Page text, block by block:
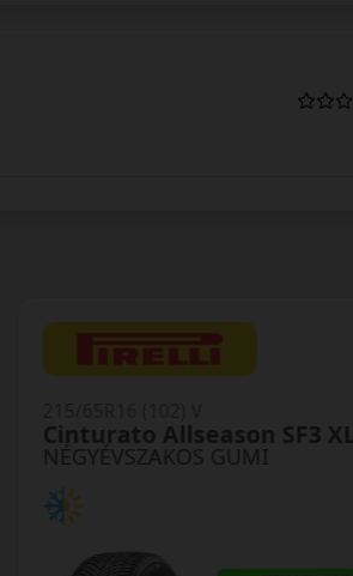
NÉGYÉVSZAKOS GUMI
Cinturato Allseason SF3 XL